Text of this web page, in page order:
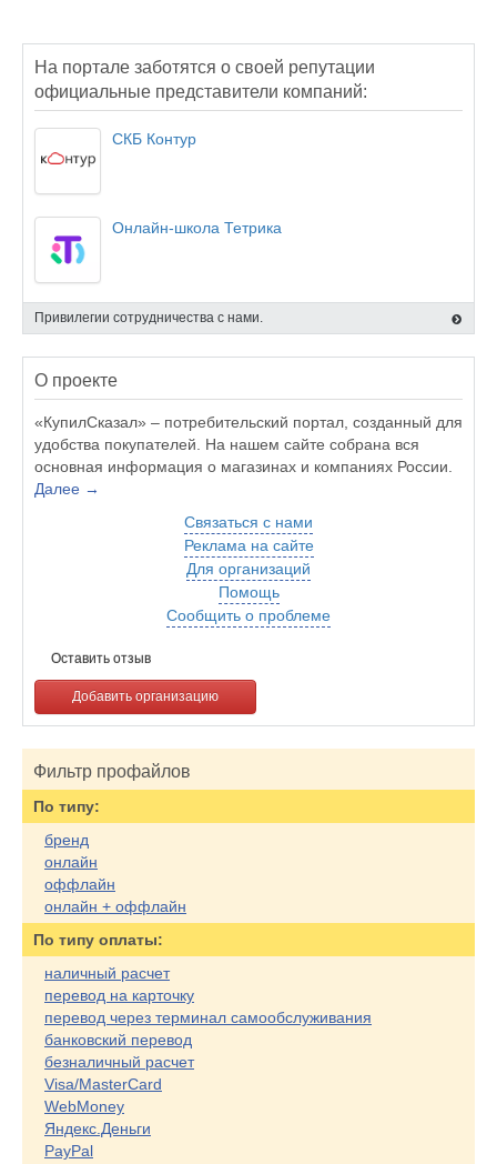
На портале заботятся о своей репутации
официальные представители компаний:
СКБ Контур
Онлайн-школа Тетрика
Привилегии сотрудничества с нами.
О проекте
«КупилСказал» – потребительский портал, созданный для
удобства покупателей. На нашем сайте собрана вся
основная информация о магазинах и компаниях России.
Далее →
Связаться с нами
Реклама на сайте
Для организаций
Помощь
Сообщить о проблеме
Оставить отзыв
Добавить организацию
Фильтр профайлов
По типу:
бренд
онлайн
оффлайн
онлайн + оффлайн
По типу оплаты:
наличный расчет
перевод на карточку
перевод через терминал самообслуживания
банковский перевод
безналичный расчет
Visa/MasterCard
WebMoney
Яндекс.Деньги
PayPal